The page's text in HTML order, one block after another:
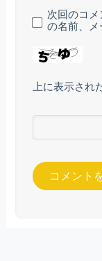
次回のコ
の名前、メ
上に表示され